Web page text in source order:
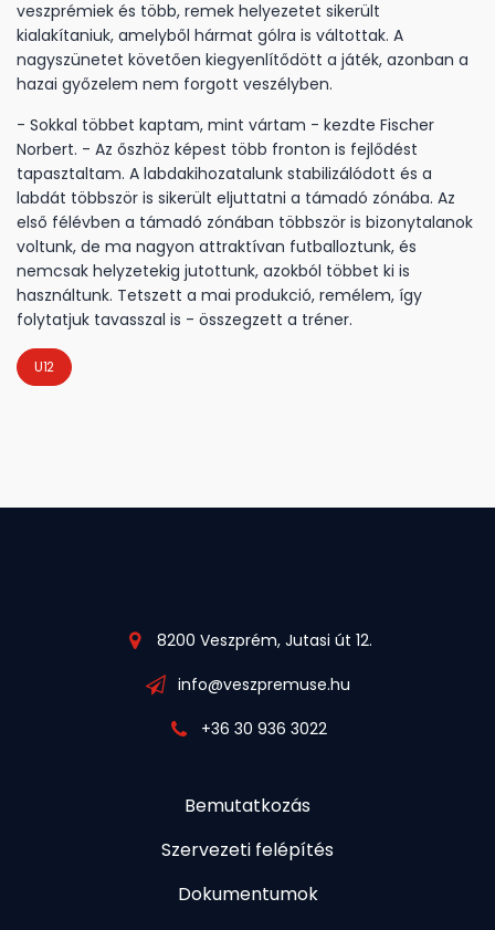
veszprémiek és több, remek helyezetet sikerült
kialakítaniuk, amelyből hármat gólra is váltottak. A
nagyszünetet követően kiegyenlítődött a játék, azonban a
hazai győzelem nem forgott veszélyben.
- Sokkal többet kaptam, mint vártam - kezdte Fischer
Norbert. - Az őszhöz képest több fronton is fejlődést
tapasztaltam. A labdakihozatalunk stabilizálódott és a
labdát többször is sikerült eljuttatni a támadó zónába. Az
első félévben a támadó zónában többször is bizonytalanok
voltunk, de ma nagyon attraktívan futballoztunk, és
nemcsak helyzetekig jutottunk, azokból többet ki is
használtunk. Tetszett a mai produkció, remélem, így
folytatjuk tavasszal is - összegzett a tréner.
U12
8200 Veszprém, Jutasi út 12.
info@veszpremuse.hu
+36 30 936 3022
Bemutatkozás
Szervezeti felépítés
Dokumentumok